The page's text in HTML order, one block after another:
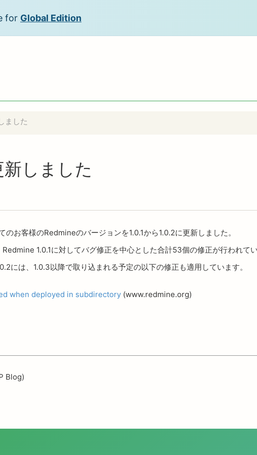
for Global Edition
ました
しました
お客様のRedmineのバージョンを1.0.1から1.0.2に更新しました。
1.0.1に対してバグ修正を中心とした合計53個の修正が行われて
には、1.0.3以降で取り込まれる予定の以下の修正も適用しています。
when deployed in subdirectory (www.redmine.org)
Blog)